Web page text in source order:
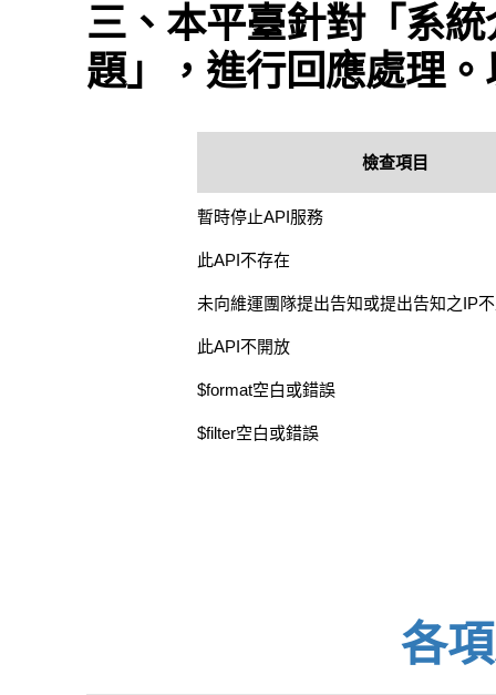
三、本平臺針對「系
題」，進行回應處理
檢查項目
暫時停止API服務
此API不存在
未向維運團隊提出告知或提出告知之IP
此API不開放
$format空白或錯誤
$filter空白或錯誤
各